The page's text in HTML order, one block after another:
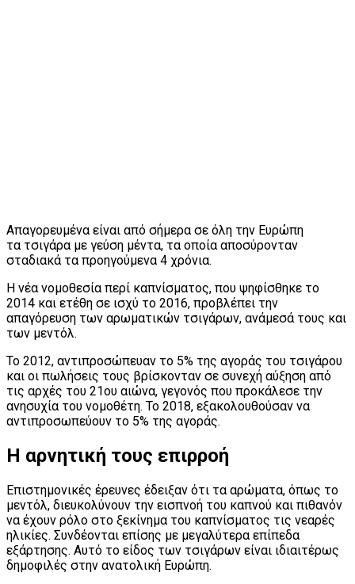
Απαγορευμένα είναι από σήμερα σε όλη την Ευρώπη
τα τσιγάρα με γεύση μέντα, τα οποία αποσύρονταν
σταδιακά τα προηγούμενα 4 χρόνια.
Η νέα νομοθεσία περί καπνίσματος, που ψηφίσθηκε το
2014 και ετέθη σε ισχύ το 2016, προβλέπει την
απαγόρευση των αρωματικών τσιγάρων, ανάμεσά τους και
των μεντόλ.
Το 2012, αντιπροσώπευαν το 5% της αγοράς του τσιγάρου
και οι πωλήσεις τους βρίσκονταν σε συνεχή αύξηση από
τις αρχές του 21ου αιώνα, γεγονός που προκάλεσε την
ανησυχία του νομοθέτη. Το 2018, εξακολουθούσαν να
αντιπροσωπεύουν το 5% της αγοράς.
Η αρνητική τους επιρροή
Επιστημονικές έρευνες έδειξαν ότι τα αρώματα, όπως το
μεντόλ, διευκολύνουν την εισπνοή του καπνού και πιθανόν
να έχουν ρόλο στο ξεκίνημα του καπνίσματος τις νεαρές
ηλικίες. Συνδέονται επίσης με μεγαλύτερα επίπεδα
εξάρτησης. Αυτό το είδος των τσιγάρων είναι ιδιαιτέρως
δημοφιλές στην ανατολική Ευρώπη.